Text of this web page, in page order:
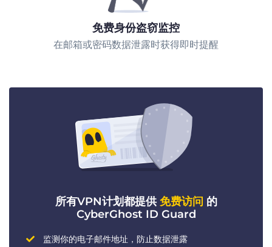
免费身份盗窃监控
在邮箱或密码数据泄露时获得即时提醒
所有VPN计划都提供免费访问 的
CyberGhost ID Guard
监测你的电子邮件地址，防止数据泄露